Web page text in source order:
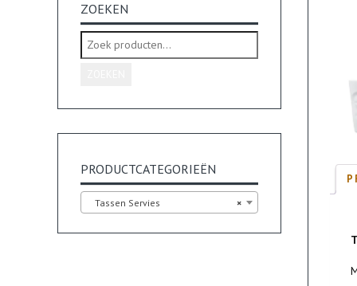
ZOEKEN
Zoeken
naar:
PRODUCTCATEGORIEËN
×
Tassen Servies